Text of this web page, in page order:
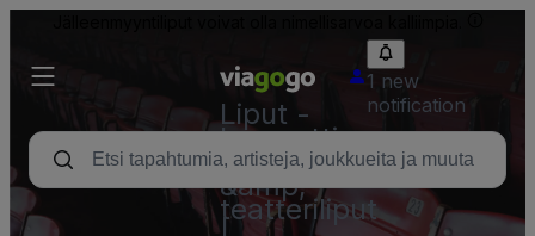
Liput -
konsertti,
urheilu
&amp;
teatteriliput
1 new
notification